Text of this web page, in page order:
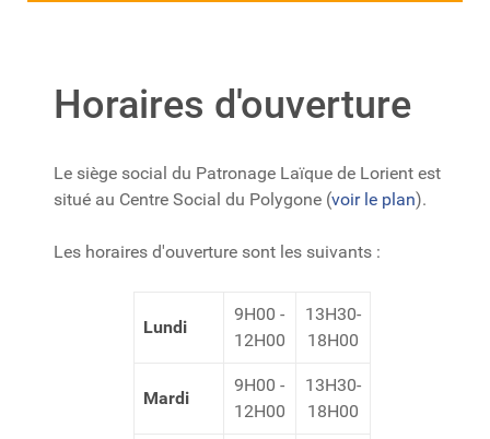
Horaires d'ouverture
Le siège social du Patronage Laïque de Lorient est
situé au Centre Social du Polygone (voir le plan).
Les horaires d'ouverture sont les suivants :
Lundi
9H00 -
12H00
13H30-
18H00
Mardi
9H00 -
12H00
13H30-
18H00